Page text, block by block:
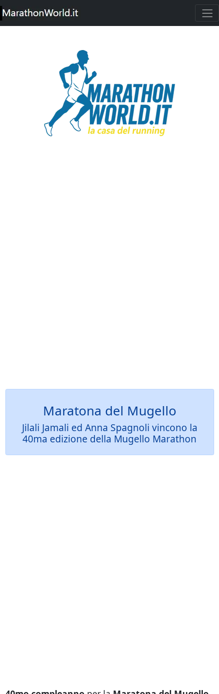
Maratona del Mugello
Jilali Jamali ed Anna Spagnoli vincono la
40ma edizione della Mugello Marathon